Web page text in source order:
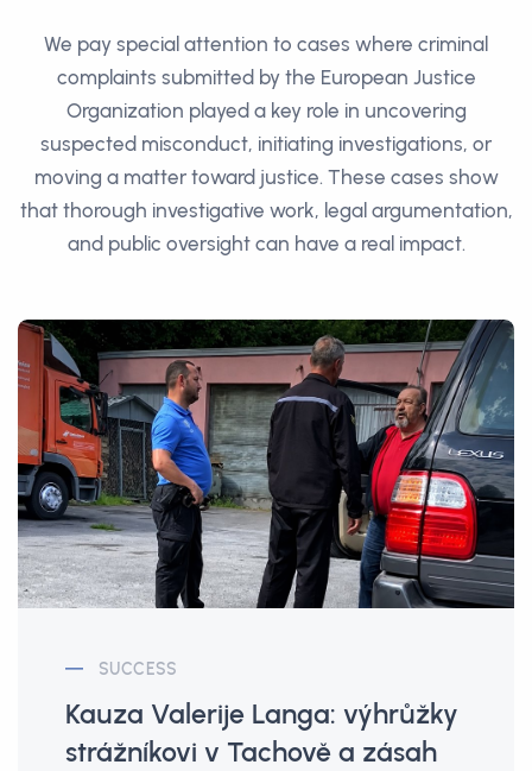
We pay special attention to cases where criminal
complaints submitted by the European Justice
Organization played a key role in uncovering
suspected misconduct, initiating investigations, or
moving a matter toward justice. These cases show
that thorough investigative work, legal argumentation,
and public oversight can have a real impact.
SUCCESS
Kauza Valerije Langa: výhrůžky
strážníkovi v Tachově a zásah